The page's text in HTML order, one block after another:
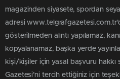
magazinden siyasete, spordan
adresi
gösterilmeden alıntı yapılamaz,
kopyalanamaz, başka yerde
kişi/kişiler için yasal başvuru hakkı
Gazetesi’ni tercih ettiğiniz için